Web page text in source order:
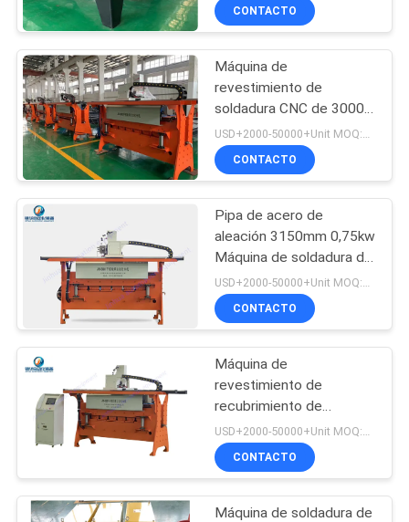
PIDA
UNA
CITA
NOTICIAS
Tubería resistente al
desgaste
Máquina de
soldadura de
revestimiento
33
Máquina de
soldadura de
recubrimiento
CONTACTO
Máquina de
revestimiento de
soldadura CNC de 3000
mm de SAW MAG
USD+2000-50000+Unit MOQ:1 unidad
CONTACTO
Pipa de acero de
aleación 3150mm 0,75kw
Máquina de soldadura de
superposición de mesa
CONTACTO
Máquina de
revestimiento de
recubrimiento de
soldadura de superficie
dura con placa de
desgaste de 2000 kg
CONTACTO
Máquina de soldadura de